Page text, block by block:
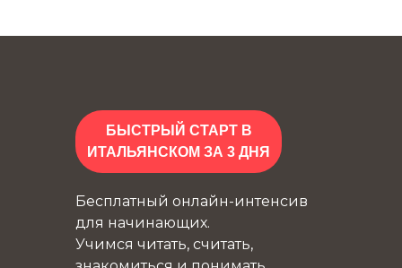
БЫСТРЫЙ СТАРТ В
ИТАЛЬЯНСКОМ ЗА 3 ДНЯ
Бесплатный онлайн-интенсив
для начинающих.
Учимся читать, считать,